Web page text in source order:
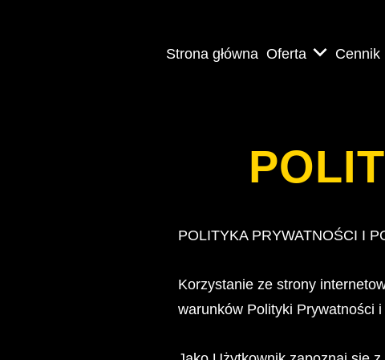
Strona główna Oferta Cennik
POLITYKA PRYWATNOŚCI I
Korzystanie ze strony
warunków Polityki Prywatności